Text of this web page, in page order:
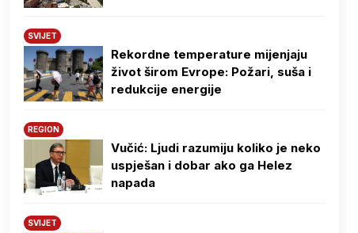
SVIJET
Rekordne temperature mijenjaju
život širom Evrope: Požari, suša i
redukcije energije
REGION
Vučić: Ljudi razumiju koliko je neko
uspješan i dobar ako ga Helez
napada
SVIJET